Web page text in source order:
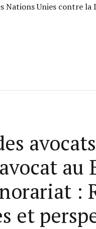
Nations Unies contre
au
:
et